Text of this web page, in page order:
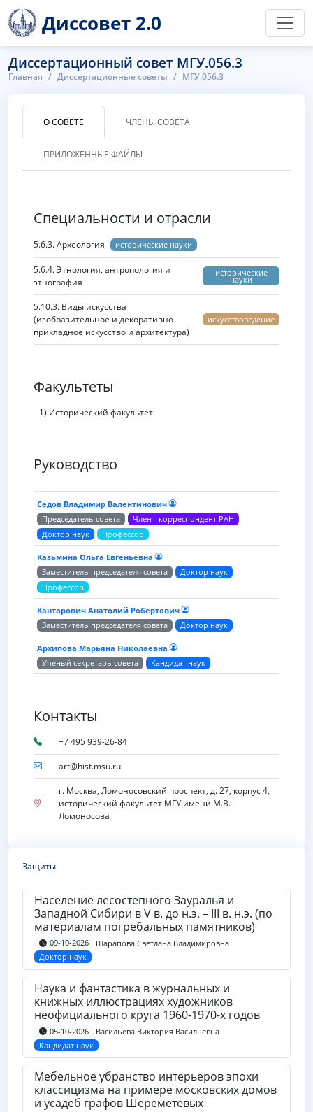
Диссовет 2.0
Диссертационный совет МГУ.056.3
Главная Диссертационные советы МГУ.056.3
О СОВЕТЕ ЧЛЕНЫ СОВЕТА
ПРИЛОЖЕННЫЕ ФАЙЛЫ
Специальности и отрасли
5.6.3. Археология исторические науки
5.6.4. Этнология, антропология и
этнография
исторические
науки
5.10.3. Виды искусства
(изобразительное и декоративно-
прикладное искусство и архитектура)
искусствоведение
Факультеты
1) Исторический факультет
Руководство
Седов Владимир Валентинович
Председатель совета
Член - корреспондент РАН
Доктор наук
Профессор
Казьмина Ольга Евгеньевна
Заместитель председателя совета
Доктор наук
Профессор
Канторович Анатолий Робертович
Заместитель председателя совета
Доктор наук
Архипова Марьяна Николаевна
Ученый секретарь совета
Кандидат наук
Контакты
+7 495 939-26-84
art@hist.msu.ru
г. Москва, Ломоносовский проспект, д. 27, корпус 4,
исторический факультет МГУ имени М.В.
Ломоносова
Защиты
Население лесостепного Зауралья и
Западной Сибири в V в. до н.э. – III в. н.э. (по
материалам погребальных памятников)
09-10-2026
Шарапова Светлана Владимировна
Доктор наук
Наука и фантастика в журнальных и
книжных иллюстрациях художников
неофициального круга 1960-1970-х годов
05-10-2026
Васильева Виктория Васильевна
Кандидат наук
Мебельное убранство интерьеров эпохи
классицизма на примере московских домов
и усадеб графов Шереметевых